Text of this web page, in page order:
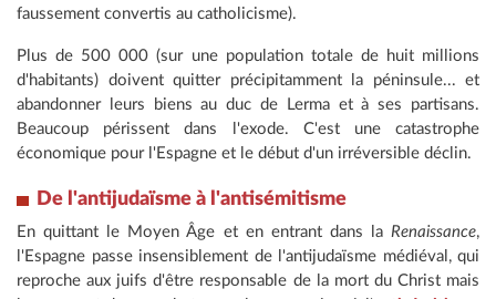
faussement convertis au catholicisme).
Plus de 500 000 (sur une population totale de huit millions
d'habitants) doivent quitter précipitamment la péninsule... et
abandonner leurs biens au duc de Lerma et à ses partisans.
Beaucoup périssent dans l'exode. C'est une catastrophe
économique pour l'Espagne et le début d'un irréversible déclin.
De l'antijudaïsme à l'antisémitisme
En quittant le Moyen Âge et en entrant dans la Renaissance,
l'Espagne passe insensiblement de l'antijudaïsme médiéval, qui
reproche aux juifs d'être responsable de la mort du Christ mais